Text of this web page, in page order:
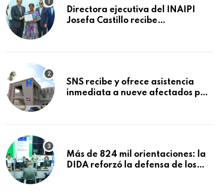
Directora ejecutiva del INAIPI
Josefa Castillo recibe
SNS recibe y ofrece asistencia
inmediata a nueve afectados por
Macorís
Más de 824 mil orientaciones: la
DIDA reforzó la defensa de los